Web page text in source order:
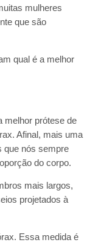
mulheres
que são
qual é a melhor
melhor prótese de
Afinal, mais uma
que nós sempre
do corpo.
mais largos,
projetados à
Essa medida é